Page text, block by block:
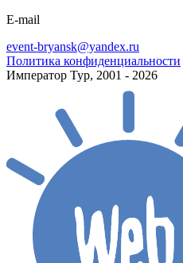
E-mail
event-bryansk@yandex.ru
Политика конфиденциальности
Император Тур, 2001 - 2026